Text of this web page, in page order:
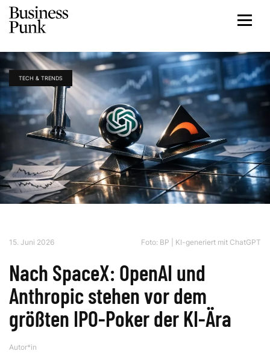
TECH & TRENDS
15. Juni 2026 Foto: BP | KI-generiert mit ChatGPT
Nach SpaceX: OpenAI und
Anthropic stehen vor dem
größten IPO-Poker der KI-Ära
Autor*in